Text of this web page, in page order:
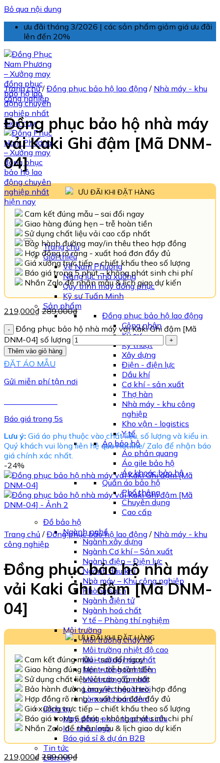
Bỏ qua nội dung
ưu đãi tháng 3/2026 | các sản phẩm giảm giá ưu đãi
lên đến 20%
Trang chủ
Giới thiệu
Về Nam Phương
Năng lực nhà xưởng
Quy trình may đồng phục
Kỹ sư Tuấn Minh
Sản phẩm
Đồng phục bảo hộ lao động
Công nhân
Kỹ sư
Kỹ thuật
Xây dựng
Điện - điện lực
Dầu khí
Cơ khí - sản xuất
Thợ hàn
Nhà máy - khu công
nghiệp
Kho vận - logistics
Y tế
Áo bảo hộ
Áo phản quang
Áo gile bảo hộ
Áo khoác bảo hộ
Quần áo bảo hộ
Phổ thông
Chuyên dụng
Cao cấp
Đồ bảo hộ
Ngành nghề
Ngành xây dựng
Ngành Cơ khí – Sản xuất
Ngành điện – Điện lực
Ngành dầu khí
Nhà máy – Khu công nghiệp
Phòng sạch
Ngành điện tử
Ngành hoá chất
Y tế – Phòng thí nghiệm
Môi trường
Môi trường cháy nổ
Môi trường nhiệt độ cao
Môi trường hóa chất
Môi trường tĩnh điện
Môi trường ẩm ướt
Làm việc ngoài trời
Làm việc ban đêm
Dịch vụ
May đồng phục theo yêu cầu
In - thêu logo
Báo giá sỉ & dự án B2B
Tin tức
Liên hệ
Trang chủ / Đồng phục bảo hộ lao động / Nhà máy - khu
công nghiệp
Đồng phục bảo hộ nhà máy
vải Kaki Ghi đậm [Mã DNM-
04]
ƯU ĐÃI KHI ĐẶT HÀNG
Cam kết đúng mẫu – sai đổi ngay
Giao hàng đúng hẹn – trễ hoàn tiền
Sử dụng chất liệu vải cao cấp nhất
Bảo hành đường may/in thêu theo hợp đồng
Hợp đồng rõ ràng - xuất hoá đơn đầy đủ
Giá xưởng trực tiếp – chiết khấu theo số lượng
Báo giá trong 5 phút – không phát sinh chi phí
Nhắn Zalo để nhận mẫu & lịch giao dự kiến
219,000₫ 289,000₫
Đồng phục bảo hộ nhà máy vải Kaki Ghi đậm [Mã
DNM-04] số lượng
Thêm vào giỏ hàng
ĐẶT ÁO MẪU
Gửi miễn phí tận nơi
Báo giá trong 5s
Lưu ý: Giá áo phụ thuộc vào chất liệu, số lượng và kiểu in.
Quý khách vui lòng liên hệ qua Hotline/ Zalo để nhận báo
giá chính xác nhất.
-24%
Trang chủ / Đồng phục bảo hộ lao động / Nhà máy - khu
công nghiệp
Đồng phục bảo hộ nhà máy
vải Kaki Ghi đậm [Mã DNM-
04]
ƯU ĐÃI KHI ĐẶT HÀNG
Cam kết đúng mẫu – sai đổi ngay
Giao hàng đúng hẹn – trễ hoàn tiền
Sử dụng chất liệu vải cao cấp nhất
Bảo hành đường may/in thêu theo hợp đồng
Hợp đồng rõ ràng - xuất hoá đơn đầy đủ
Giá xưởng trực tiếp – chiết khấu theo số lượng
Báo giá trong 5 phút – không phát sinh chi phí
Nhắn Zalo để nhận mẫu & lịch giao dự kiến
219,000₫ 289,000₫